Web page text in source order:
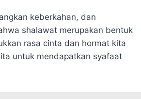
keberkahan, dan
shalawat merupakan bentuk
rasa cinta dan hormat kita
untuk mendapatkan syafaat